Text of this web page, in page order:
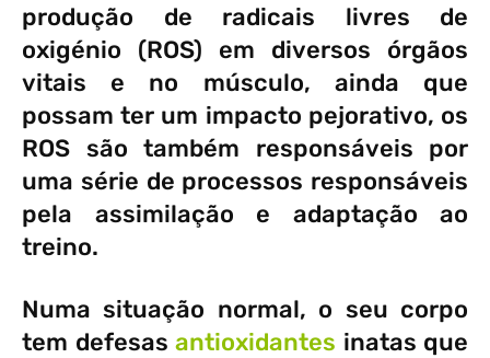
produção de radicais livres de
oxigénio (ROS) em diversos órgãos
vitais e no músculo, ainda que
possam ter um impacto pejorativo, os
ROS são também responsáveis por
uma série de processos responsáveis
pela assimilação e adaptação ao
treino.
Numa situação normal, o seu corpo
tem defesas antioxidantes inatas que